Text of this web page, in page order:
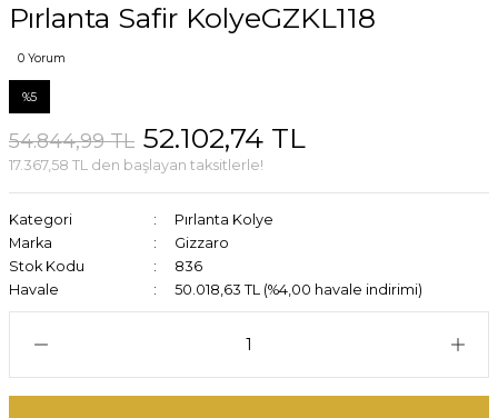
Pırlanta Safir KolyeGZKL118
0 Yorum
%5
54.844,99 TL 52.102,74 TL
17.367,58 TL den başlayan taksitlerle!
Kategori
Pırlanta Kolye
Marka
Gizzaro
Stok Kodu
836
Havale
50.018,63 TL (%4,00 havale indirimi)